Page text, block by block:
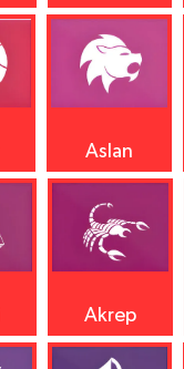
Aslan
Akrep